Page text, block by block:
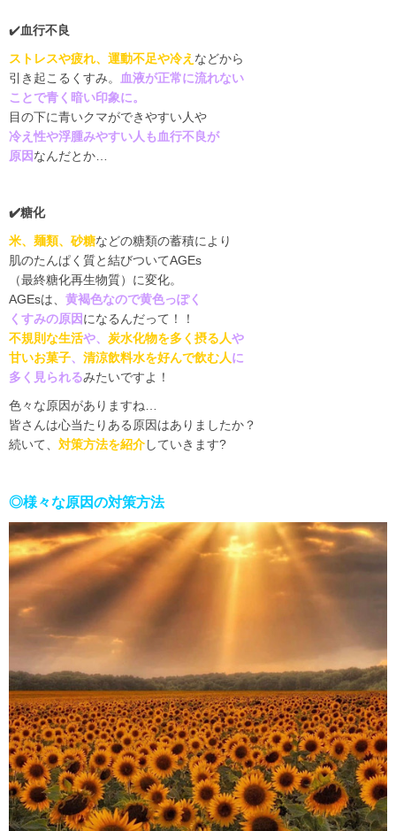
✔️血行不良
ストレスや疲れ、運動不足や冷え などから
引き起こるくすみ。
血液が正常に流れない
ことで青く暗い印象に。
目の下に青いクマができやすい人や
冷え性や浮腫みやすい人も血行不良が
原因なんだとか
✔️糖化
米、麺類、砂糖などの糖類の蓄積により
肌のたんぱく質と結びついてAGEs
（最終糖化再生物質）に変化。
AGEsは、 黄褐色なので黄色っぽく
くすみの原因になるんだって！！
不規則な生活や、 炭水化物を多く摂る人や
甘いお菓子、 清涼飲料水を好んで飲む人に
多く見られるみたいですよ！
色々な原因がありますね
皆さんは心当たりある原因はありましたか？
続いて、 対策方法を紹介していきます?
◎様々な原因の対策方法